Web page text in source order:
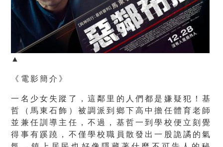
▲
《電影簡介》
一名少女失蹤了，這鄰里的人們都是嫌疑犯！基
哲（馬東石飾）被調派到鄉下高中擔任體育老師
並兼任訓導主任，不過， 基哲一到學校便立刻覺
得事有蹊蹺， 不僅學校職員散發出一股詭譎的氣